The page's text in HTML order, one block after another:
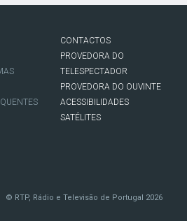
CONTACTOS
PROVEDORA DO
TELESPECTADOR
PROVEDORA DO OUVINTE
ACESSIBILIDADES
SATÉLITES
© RTP, Rádio e Televisão de Portugal 2026